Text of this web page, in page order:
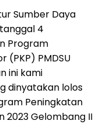
Sumber Daya
4
Program
(PKP) PMDSU
ini kami
dinyatakan lolos
Peningkatan
2023 Gelombang II